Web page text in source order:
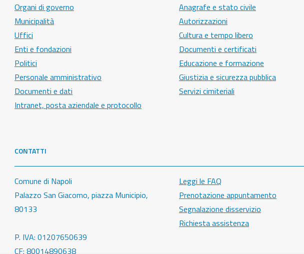
Organi di governo
Municipalità
Uffici
Enti e fondazioni
Politici
Personale amministrativo
Documenti e dati
Intranet, posta aziendale e protocollo
Anagrafe e stato civile
Autorizzazioni
Cultura e tempo libero
Documenti e certificati
Educazione e formazione
Giustizia e sicurezza pubblica
Servizi cimiteriali
CONTATTI
Comune di Napoli
Palazzo San Giacomo, piazza Municipio,
80133
P. IVA: 01207650639
CF: 80014890638
Leggi le FAQ
Prenotazione appuntamento
Segnalazione disservizio
Richiesta assistenza